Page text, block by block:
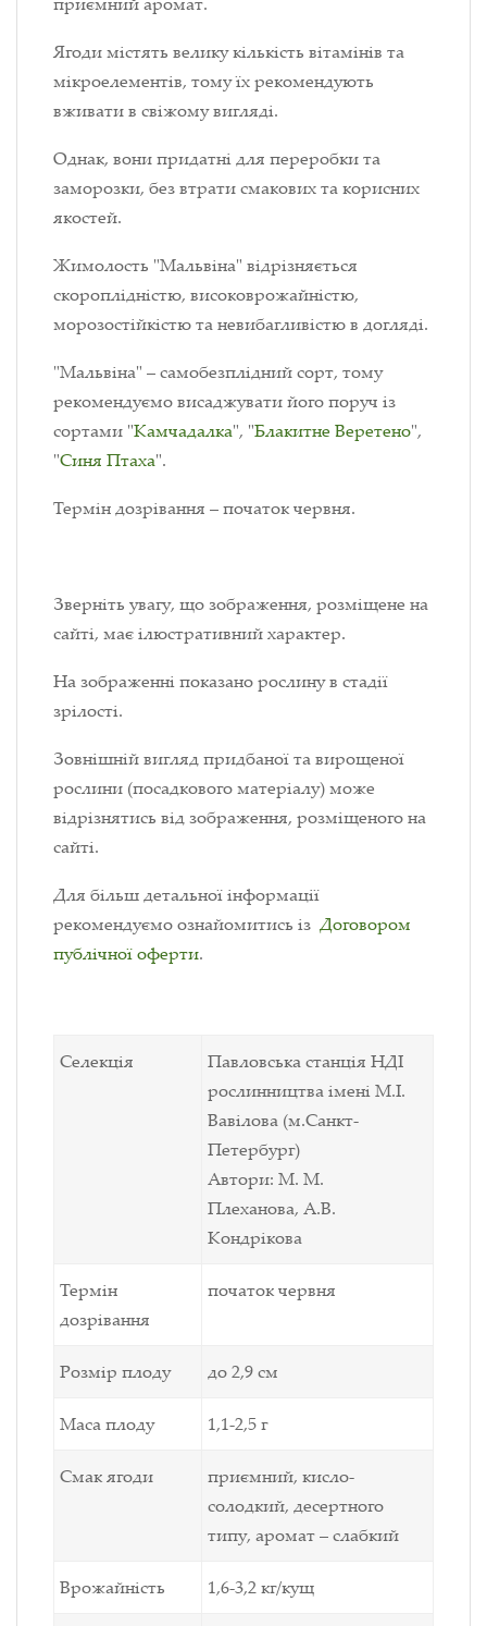
Ягоди містять велику кількість вітамінів та
мікроелементів, тому їх рекомендують
вживати в свіжому вигляді.
Однак, вони придатні для переробки та
заморозки, без втрати смакових та корисних
якостей.
Жимолость "Мальвіна" відрізняється
скороплідністю, високоврожайністю,
морозостійкістю та невибагливістю в догляді.
"Мальвіна" – самобезплідний сорт, тому
рекомендуємо висаджувати його поруч із
сортами "Камчадалка", "Блакитне Веретено",
"Синя Птаха".
Термін дозрівання – початок червня.
Зверніть увагу, що зображення, розміщене на
сайті, має ілюстративний характер.
На зображенні показано рослину в стадії
зрілості.
Зовнішній вигляд придбаної та вирощеної
рослини (посадкового матеріалу) може
відрізнятись від зображення, розміщеного на
сайті.
Для більш детальної інформації
рекомендуємо ознайомитись із Договором
публічної оферти.
Селекція
Павловська станція НДІ
рослинництва імені М.І.
Вавілова (м.Санкт-
Петербург)
Автори: М. М.
Плеханова, А.В.
Кондрікова
Термін
дозрівання
початок червня
Розмір плоду до 2,9 см
Маса плоду 1,1-2,5г
Смак ягоди
приємний, кисло-
солодкий, десертного
типу, аромат – слабкий
Врожайність 1,6-3,2кг/кущ